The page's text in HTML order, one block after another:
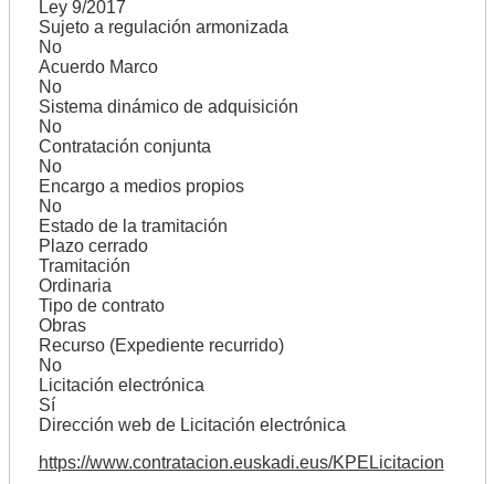
Ley 9/2017
Sujeto a regulación armonizada
No
Acuerdo Marco
No
Sistema dinámico de adquisición
No
Contratación conjunta
No
Encargo a medios propios
No
Estado de la tramitación
Plazo cerrado
Tramitación
Ordinaria
Tipo de contrato
Obras
Recurso (Expediente recurrido)
No
Licitación electrónica
Sí
Dirección web de Licitación electrónica
https://www.contratacion.euskadi.eus/KPELicitacion